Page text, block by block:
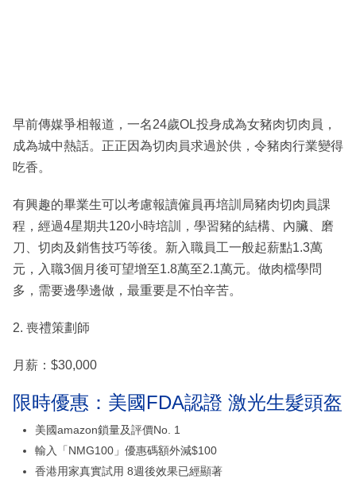
早前傳媒爭相報道，一名24歲OL投身成為女豬肉切肉員，
成為城中熱話。正正因為切肉員求過於供，令豬肉行業變得
吃香。
有興趣的畢業生可以考慮報讀僱員再培訓局豬肉切肉員課
程，經過4星期共120小時培訓，學習豬的結構、內臟、磨
刀、切肉及銷售技巧等後。新入職員工一般起薪點1.3萬
元，入職3個月後可望增至1.8萬至2.1萬元。做肉檔學問
多，需要邊學邊做，最重要是不怕辛苦。
2. 喪禮策劃師
月薪：$30,000
限時優惠：美國FDA認證 激光生髮頭盔
美國amazon鎖量及評價No. 1
輸入「NMG100」優惠碼額外減$100
香港用家真實試用 8週後效果已經顯著